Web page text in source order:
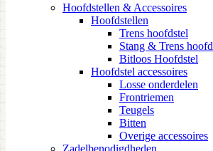
Hoofdstellen & Accessoires
Hoofdstellen
Trens hoofdstel
Stang & Trens
Bitloos Hoofdstel
Hoofdstel accessoires
Losse onderdelen
Frontriemen
Teugels
Bitten
Overige accessoires
Zadelbenodigdheden